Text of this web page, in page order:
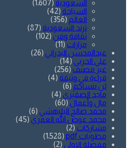
السعودية (1٬607)
السياحة (42)
العالم (356)
ترند السعودية (87)
ثقافة وفن (102)
مزارات (11)
عبدالمحسن البدراني (26)
علي الحربي (14)
غير مصنف (256)
قراءة في وثيقة (4)
لن ننساكم (6)
ماجد الصقيري (4)
مال وأعمال (60)
محمد صالح البليهشي (6)
محمد عوض الله العمري (45)
مشاركات (2)
مطويات pdf
(1٬528)
مفضلة الاولى (2)